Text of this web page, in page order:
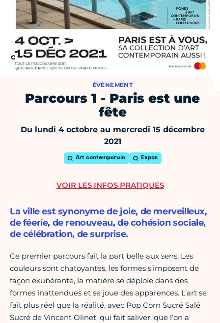
ÉVÈNEMENT
Parcours 1 - Paris est une
fête
Du lundi 4 octobre au mercredi 15 décembre
2021
Art contemporain Expos
La ville est synonyme de joie, de merveilleux,
de féerie, de renouveau, de cohésion sociale,
de célébration, de surprise.
Ce premier parcours fait la part belle aux sens. Les
couleurs sont chatoyantes, les formes s’imposent de
façon exubérante, la matière se déploie dans des
formes inattendues et se joue des apparences. L’art se
fait plus réel que la réalité, avec Pop Corn Sucré Salé
Sucré de Vincent Olinet, qui fait saliver, que l’on a
VOIR LES INFOS PRATIQUES